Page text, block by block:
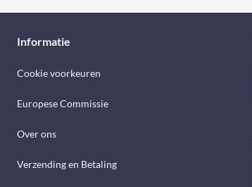
Informatie
Cookie voorkeuren
Europese Commissie
Over ons
Verzending en Betaling